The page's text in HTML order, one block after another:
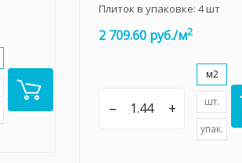
Плиток в упаковке: 4шт
2 709.60 руб./м2
– +
м2
шт.
упак.